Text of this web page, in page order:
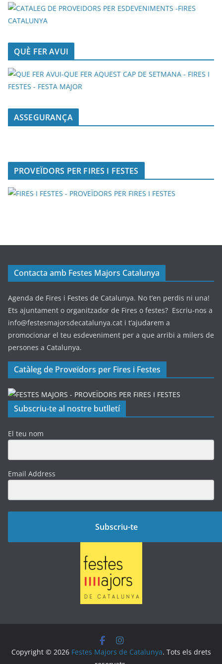
QUÈ FER AVUI
ASSEGURANÇA
PROVEÏDORS PER FIRES I FESTES
Contacta amb Festes Majors Catalunya
Agenda de Fires i Festes de Catalunya. No t’en perdis ni una!
Ets ajuntament o organitzador de Fires o festes? Escriu-nos a
info@festesmajorsdecatalunya.cat i t’ajudarem a
promocionar el teu esdeveniment per a que arribi a milers de
persones a Catalunya.
Catàleg de Proveïdors per Fires i Festes
Subscriu-te al nostre butlletí
El teu nom
Email Address
Subscriu-te
Copyright © 2026 Festes Majors de Catalunya. Tots els drets